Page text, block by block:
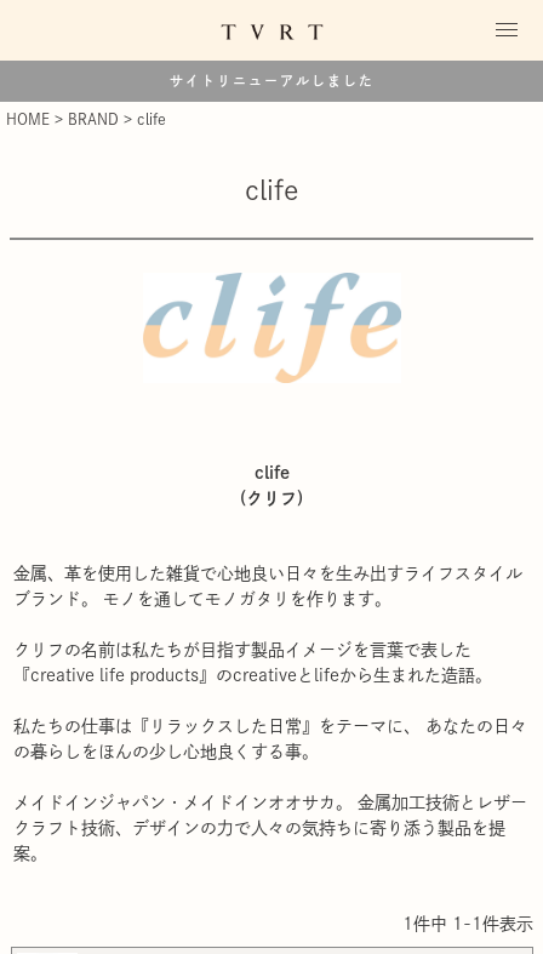
サイトリニューアルしました
HOME BRAND clife
clife
clife
(クリフ)
金属、革を使用した雑貨で心地良い日々を生み出すライフスタイル
ブランド。 モノを通してモノガタリを作ります。
クリフの名前は私たちが目指す製品イメージを言葉で表した
『creative life products』のcreativeとlifeから生まれた造語。
私たちの仕事は『リラックスした日常』をテーマに、 あなたの日々
の暮らしをほんの少し心地良くする事。
メイドインジャパン・メイドインオオサカ。 金属加工技術とレザー
クラフト技術、デザインの力で人々の気持ちに寄り添う製品を提
案。
1 件中 1 - 1 件表示